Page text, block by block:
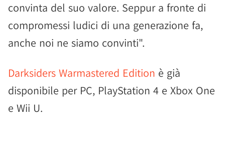
convinta del suo valore. Seppur a fronte di
compromessi ludici di una generazione fa,
anche noi ne siamo convinti".
Darksiders Warmastered Edition è già
disponibile per PC, PlayStation 4 e Xbox One
e Wii U.